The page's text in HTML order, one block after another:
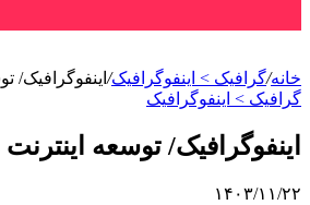
خانه/گرافیک > اینفوگرافیک/ اینفوگرافیک/
گرافیک > اینفوگرافیک
اینفوگرافیک/ توسعه
۱۴۰۳/۱۱/۲۲